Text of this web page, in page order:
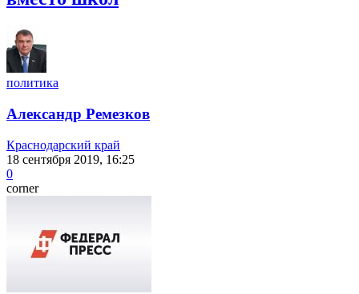
политика
Александр Ремезков
Краснодарский край
18 сентября 2019, 16:25
0
corner